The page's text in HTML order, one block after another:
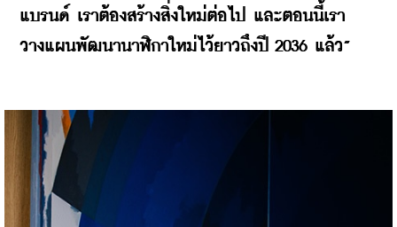
แบรนด์ เราต้องสร้างสิ่งใหม่ต่อไป และตอนนี้เรา
วางแผนพัฒนานาฬิกาใหม่ไว้ยาวถึงปี 2036 แล้ว”